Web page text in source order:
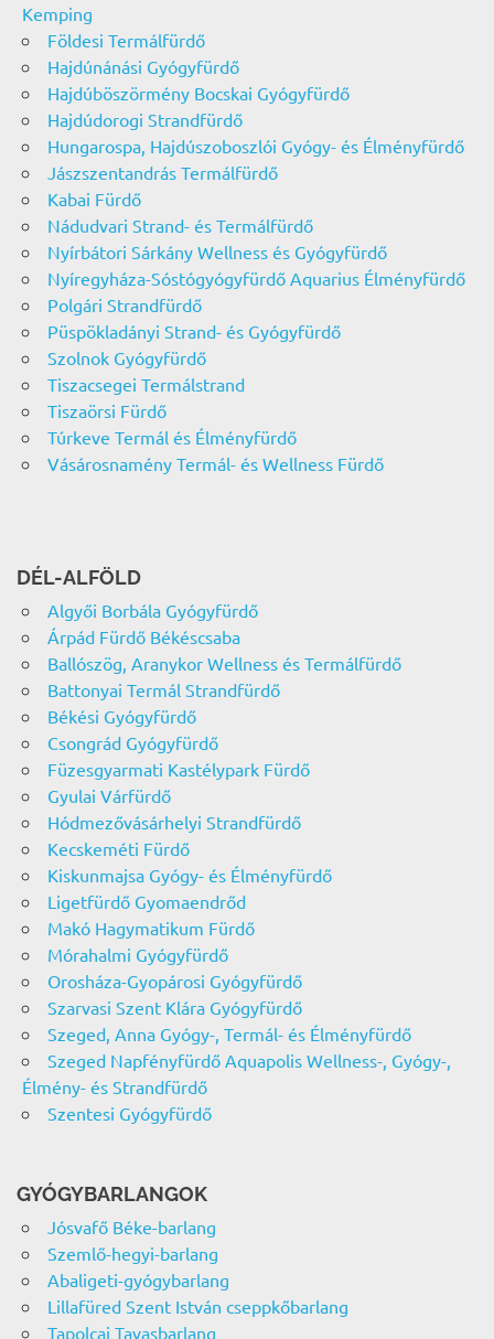
Kemping
Földesi Termálfürdő
Hajdúnánási Gyógyfürdő
Hajdúböszörmény Bocskai Gyógyfürdő
Hajdúdorogi Strandfürdő
Hungarospa, Hajdúszoboszlói Gyógy- és Élményfürdő
Jászszentandrás Termálfürdő
Kabai Fürdő
Nádudvari Strand- és Termálfürdő
Nyírbátori Sárkány Wellness és Gyógyfürdő
Nyíregyháza-Sóstógyógyfürdő Aquarius Élményfürdő
Polgári Strandfürdő
Püspökladányi Strand- és Gyógyfürdő
Szolnok Gyógyfürdő
Tiszacsegei Termálstrand
Tiszaörsi Fürdő
Túrkeve Termál és Élményfürdő
Vásárosnamény Termál- és Wellness Fürdő
DÉL-ALFÖLD
Algyői Borbála Gyógyfürdő
Árpád Fürdő Békéscsaba
Ballószög, Aranykor Wellness és Termálfürdő
Battonyai Termál Strandfürdő
Békési Gyógyfürdő
Csongrád Gyógyfürdő
Füzesgyarmati Kastélypark Fürdő
Gyulai Várfürdő
Hódmezővásárhelyi Strandfürdő
Kecskeméti Fürdő
Kiskunmajsa Gyógy- és Élményfürdő
Ligetfürdő Gyomaendrőd
Makó Hagymatikum Fürdő
Mórahalmi Gyógyfürdő
Orosháza-Gyopárosi Gyógyfürdő
Szarvasi Szent Klára Gyógyfürdő
Szeged, Anna Gyógy-, Termál- és Élményfürdő
Szeged Napfényfürdő Aquapolis Wellness-, Gyógy-,
Élmény- és Strandfürdő
Szentesi Gyógyfürdő
GYÓGYBARLANGOK
Jósvafő Béke-barlang
Szemlő-hegyi-barlang
Abaligeti-gyógybarlang
Lillafüred Szent István cseppkőbarlang
Tapolcai Tavasbarlang